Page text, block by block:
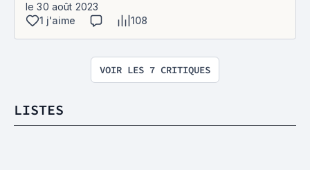
le 30 août 2023
1 j'aime
108
VOIR LES 7 CRITIQUES
LISTES